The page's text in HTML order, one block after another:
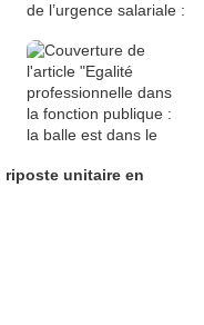
unitaire en